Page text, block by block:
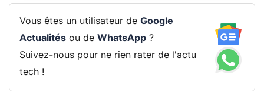
Vous êtes un utilisateur de Google
Actualitésou de WhatsApp?
Suivez-nous pour ne rien rater de l'actu
tech !